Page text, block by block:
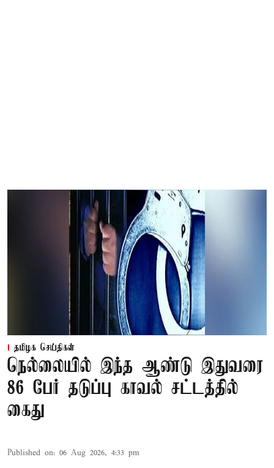
தமிழக செய்திகள்
நெல்லையில் இந்த ஆண்டு இதுவரை
86 பேர் தடுப்பு காவல் சட்டத்தில்
கைது
Published on: 06 Aug 2026, 4:33 pm